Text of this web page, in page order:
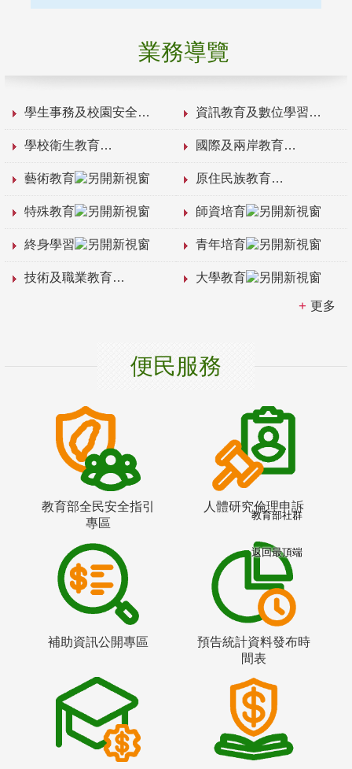
業務導覽
學生事務及校園安全 資訊教育及數位學習
學校衛生教育 國際及兩岸教育
藝術教育 原住民族教育
特殊教育 師資培育
終身學習 青年培育
技術及職業教育 大學教育
更多
便民服務
教育部全民安全指引
專區
人體研究倫理申訴
補助資訊公開專區
預告統計資料發布時
間表
教育部社群
返回最頂端